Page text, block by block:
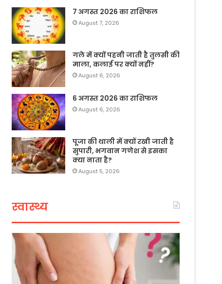
7 अगस्त 2026 का राशिफल
August 7, 2026
गले में क्यों पहनी जाती है तुलसी की
माला, कलाई पर क्यों नहीं?
August 6, 2026
6 अगस्त 2026 का राशिफल
August 6, 2026
पूजा की थाली में क्यों रखी जाती है
सुपारी, भगवान गणेश से इसका
क्या नाता है?
August 5, 2026
स्वास्थ्य